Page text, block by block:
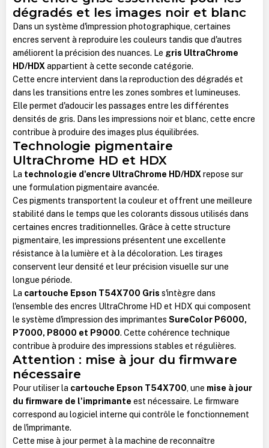
dégradés et les images noir et blanc
Dans un système d'impression photographique, certaines
encres servent à reproduire les couleurs tandis que d'autres
améliorent la précision des nuances. Le gris UltraChrome
HD/HDX appartient à cette seconde catégorie.
Cette encre intervient dans la reproduction des dégradés et
dans les transitions entre les zones sombres et lumineuses.
Elle permet d'adoucir les passages entre les différentes
densités de gris. Dans les impressions noir et blanc, cette encre
contribue à produire des images plus équilibrées.
Technologie pigmentaire
UltraChrome HD et HDX
La technologie d'encre UltraChrome HD/HDX repose sur
une formulation pigmentaire avancée.
Ces pigments transportent la couleur et offrent une meilleure
stabilité dans le temps que les colorants dissous utilisés dans
certaines encres traditionnelles. Grâce à cette structure
pigmentaire, les impressions présentent une excellente
résistance à la lumière et à la décoloration. Les tirages
conservent leur densité et leur précision visuelle sur une
longue période.
La cartouche Epson T54X700 Gris s'intègre dans
l'ensemble des encres UltraChrome HD et HDX qui composent
le système d'impression des imprimantes SureColor P6000,
P7000, P8000 et P9000. Cette cohérence technique
contribue à produire des impressions stables et régulières.
Attention : mise à jour du firmware
nécessaire
Pour utiliser la cartouche Epson T54X700, une mise à jour
du firmware de l'imprimante est nécessaire. Le firmware
correspond au logiciel interne qui contrôle le fonctionnement
de l'imprimante.
Cette mise à jour permet à la machine de reconnaître